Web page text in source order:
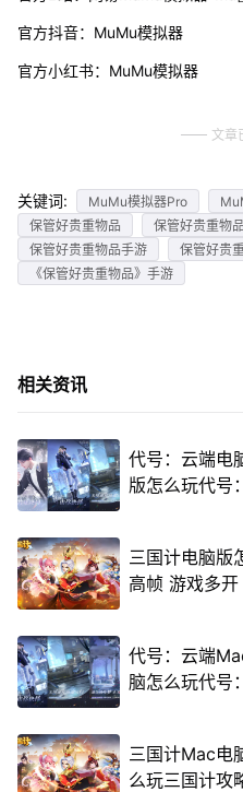
官方抖音：MuMu模拟器
官方小红书：MuMu模拟器
文章
关键词: MuMu模拟器Pro
保管好贵重物品
保管好贵重物
保管好贵重物品手游
保管好贵
《保管好贵重物品》手游
相关资讯
代号：云端电
版怎么玩代号
三国计电脑版
高帧 游戏多
代号：云端
脑怎么玩代号
三国计Mac电
么玩三国计攻